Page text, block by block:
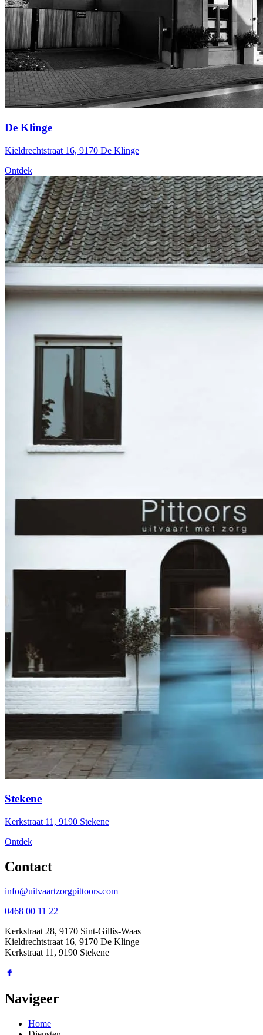
De Klinge
Kieldrechtstraat 16, 9170 De Klinge
Ontdek
Stekene
Kerkstraat 11, 9190 Stekene
Ontdek
Contact
info@uitvaartzorgpittoors.com
0468 00 11 22
Kerkstraat 28, 9170 Sint-Gillis-Waas
Kieldrechtstraat 16, 9170 De Klinge
Kerkstraat 11, 9190 Stekene
Navigeer
Home